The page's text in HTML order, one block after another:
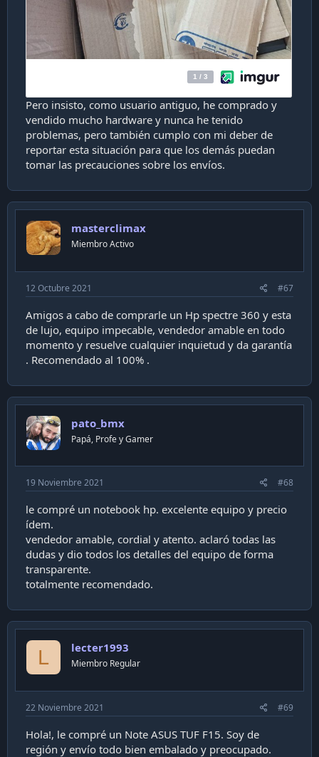
Pero insisto, como usuario antiguo, he comprado y
vendido mucho hardware y nunca he tenido
problemas, pero también cumplo con mi deber de
reportar esta situación para que los demás puedan
tomar las precauciones sobre los envíos.
masterclimax
Miembro Activo
12 Octubre 2021 #67
Amigos a cabo de comprarle un Hp spectre 360 y esta
de lujo, equipo impecable, vendedor amable en todo
momento y resuelve cualquier inquietud y da garantía
. Recomendado al 100% .
pato_bmx
Papá, Profe y Gamer
19 Noviembre 2021 #68
le compré un notebook hp. excelente equipo y precio
ídem.
vendedor amable, cordial y atento. aclaró todas las
dudas y dio todos los detalles del equipo de forma
transparente.
totalmente recomendado.
L lecter1993
Miembro Regular
22 Noviembre 2021 #69
Hola!, le compré un Note ASUS TUF F15. Soy de
región y envío todo bien embalado y preocupado.